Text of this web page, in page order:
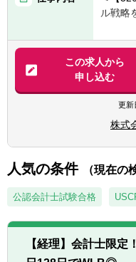
べアリ
から
広い先
給して
家庭や
ンで
せな
売上
成し、
におけ
の達
ります
【積極
・
・
の方(2
【求め
ー等
【全
す）：
しパ
り、積
・
点で考
ル戦略
【配属
財務統
を想定
【職務
財務
予算
ループ
単に数
姿勢で
ニッ
めの財
国内外
来に向
この求人から
申し込む
更新
株式
人気の条件 （現在の
公認会計士試験合格
【経理】会計士限